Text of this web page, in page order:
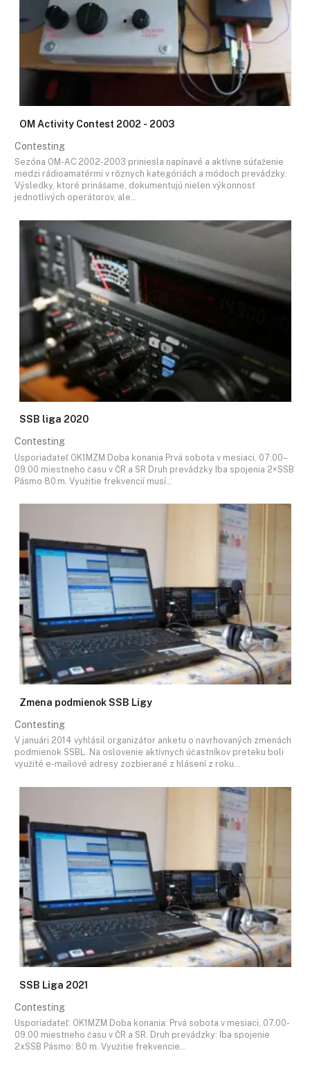
OM Activity Contest 2002 - 2003
Contesting
Sezóna OM-AC 2002-2003 priniesla napínavé a aktívne súťaženie
medzi rádioamatérmi v rôznych kategóriách a módoch prevádzky.
Výsledky, ktoré prinášame, dokumentujú nielen výkonnosť
jednotlivých operátorov, ale…
SSB liga 2020
Contesting
Usporiadateľ OK1MZM Doba konania Prvá sobota v mesiaci, 07:00–
09:00 miestneho času v ČR a SR Druh prevádzky Iba spojenia 2×SSB
Pásmo 80 m. Využitie frekvencií musí…
Zmena podmienok SSB Ligy
Contesting
V januári 2014 vyhlásil organizátor anketu o navrhovaných zmenách
podmienok SSBL. Na oslovenie aktívnych účastníkov preteku boli
využité e-mailové adresy zozbierané z hlásení z roku…
SSB Liga 2021
Contesting
Usporiadateľ: OK1MZM Doba konania: Prvá sobota v mesiaci, 07.00-
09.00 miestneho času v ČR a SR. Druh prevádzky: Iba spojenie
2xSSB Pásmo: 80 m. Využitie frekvencie…